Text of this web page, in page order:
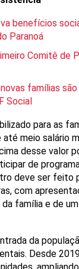
benefícios
Paranoá
Comitê de
famílias
Social
para as
meio salário
desse valor
de
deve ser feito
com
família e de
da
Desde